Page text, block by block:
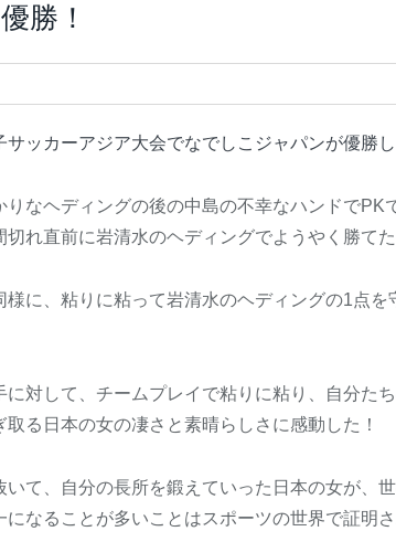
勝！
ッカーアジア大会でなでしこジャパンが優勝し
なヘディングの後の中島の不幸なハンドでPK
れ直前に岩清水のヘディングでようやく勝てた
に、粘りに粘って岩清水のヘディングの1点を
対して、チームプレイで粘りに粘り、自分た
る日本の女の凄さと素晴らしさに感動した！
て、自分の長所を鍛えていった日本の女が、
なることが多いことはスポーツの世界で証明さ